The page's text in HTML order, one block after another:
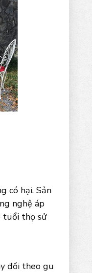
có hại. Sản
nghệ áp
tuổi thọ sử
đổi theo gu